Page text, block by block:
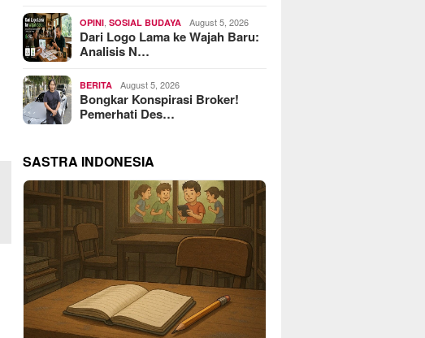
OPINI ,SOSIAL BUDAYA August 5, 2026
Dari Logo Lama ke Wajah Baru:
Analisis N…
BERITA August 5, 2026
Bongkar Konspirasi Broker!
Pemerhati Des…
SASTRA INDONESIA